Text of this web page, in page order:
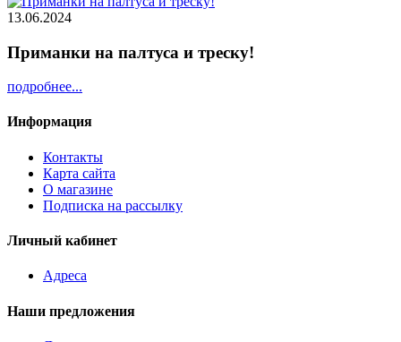
13.06.2024
Приманки на палтуса и треску!
подробнее...
Информация
Контакты
Карта сайта
О магазине
Подписка на рассылку
Личный кабинет
Адреса
Наши предложения